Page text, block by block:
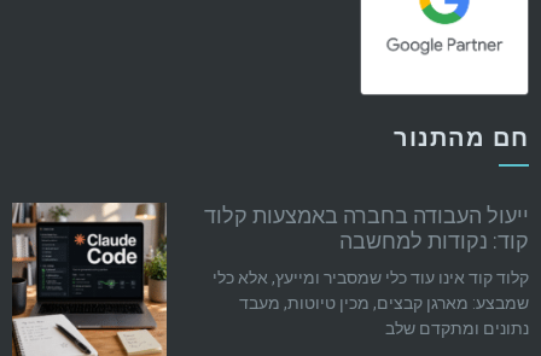
חם מהתנור
ייעול העבודה בחברה באמצעות קלוד
קוד: נקודות למחשבה
קלוד קוד אינו עוד כלי שמסביר ומייעץ, אלא כלי
שמבצע: מארגן קבצים, מכין טיוטות, מעבד
נתונים ומתקדם שלב